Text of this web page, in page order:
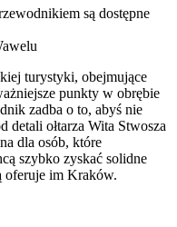
są dostępne
turystyki, obejmujące
punkty w obrębie
zadba o to, abyś nie
detali ołtarza Wita Stwosza
dla osób, które
szybko zyskać solidne
oferuje im Kraków.